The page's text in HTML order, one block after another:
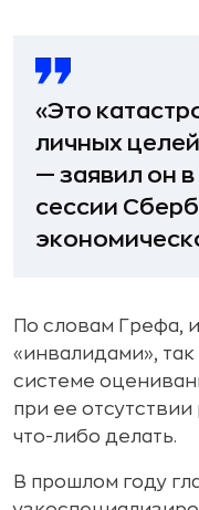
«Это
личных
— заявил он
сессии
По словам Грефа,
«инвалидами»,
системе
при ее
что-либо делать.
В прошлом году